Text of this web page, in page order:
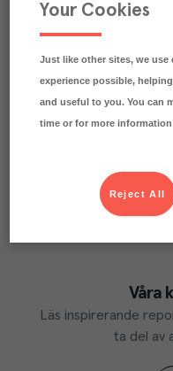
CO₂e/kg
Varje kilo av varan
Läs mer om hur vi
Våra
Läs inspirerande
ta del av
Your Cookies
Just like other sites, we
experience possible,
and useful to you. You can
time or for more
Reject All